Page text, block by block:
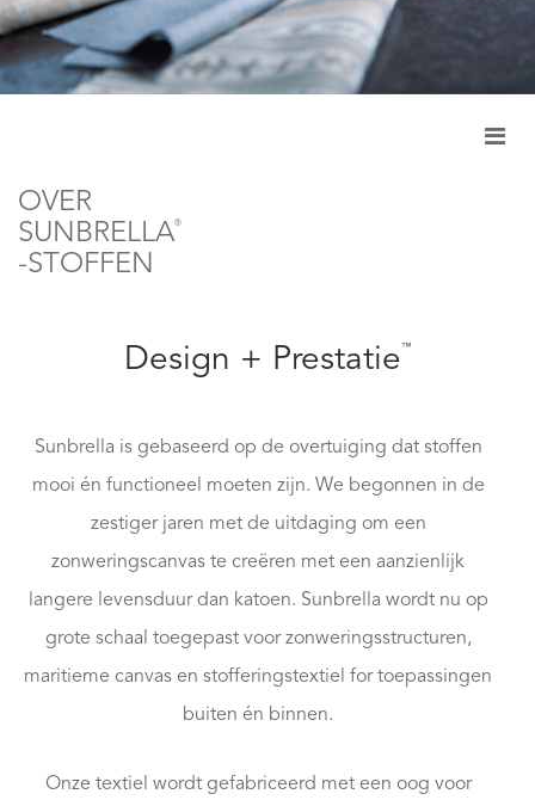
OVER
SUNBRELLA®
-STOFFEN
Design + Prestatie ™
Sunbrella is gebaseerd op de overtuiging dat stoffen
mooi én functioneel moeten zijn. We begonnen in de
zestiger jaren met de uitdaging om een
zonweringscanvas te creëren met een aanzienlijk
langere levensduur dan katoen. Sunbrella wordt nu op
grote schaal toegepast voor zonweringsstructuren,
maritieme canvas en stofferingstextiel for toepassingen
buiten én binnen.
Onze textiel wordt gefabriceerd met een oog voor